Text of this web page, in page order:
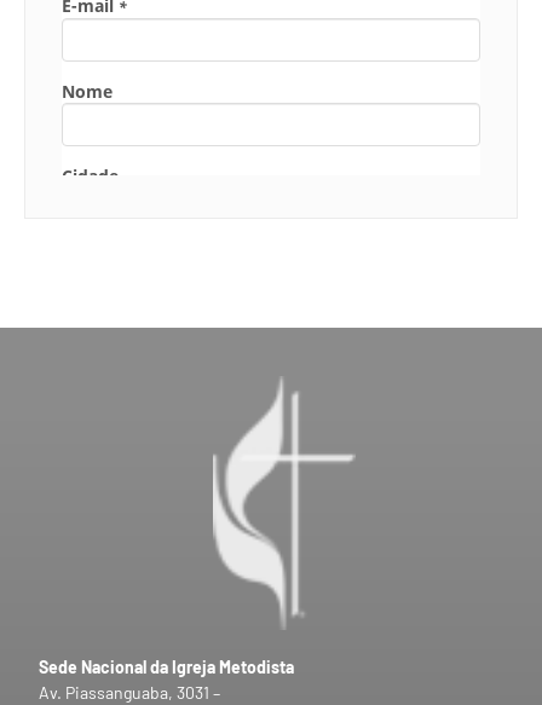
Sede Nacional da Igreja Metodista
Av. Piassanguaba, 3031 –